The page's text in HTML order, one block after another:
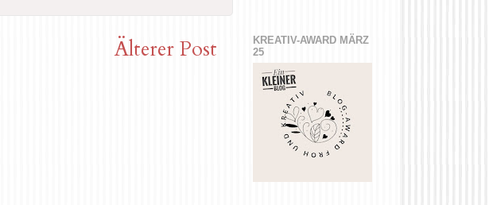
Älterer Post
KREATIV-AWARD MÄRZ
25